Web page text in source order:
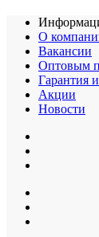
О
Вакансии
Оптовым
Гарантия
Акции
Новости